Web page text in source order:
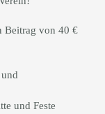
Beitrag von 40 €
und Feste